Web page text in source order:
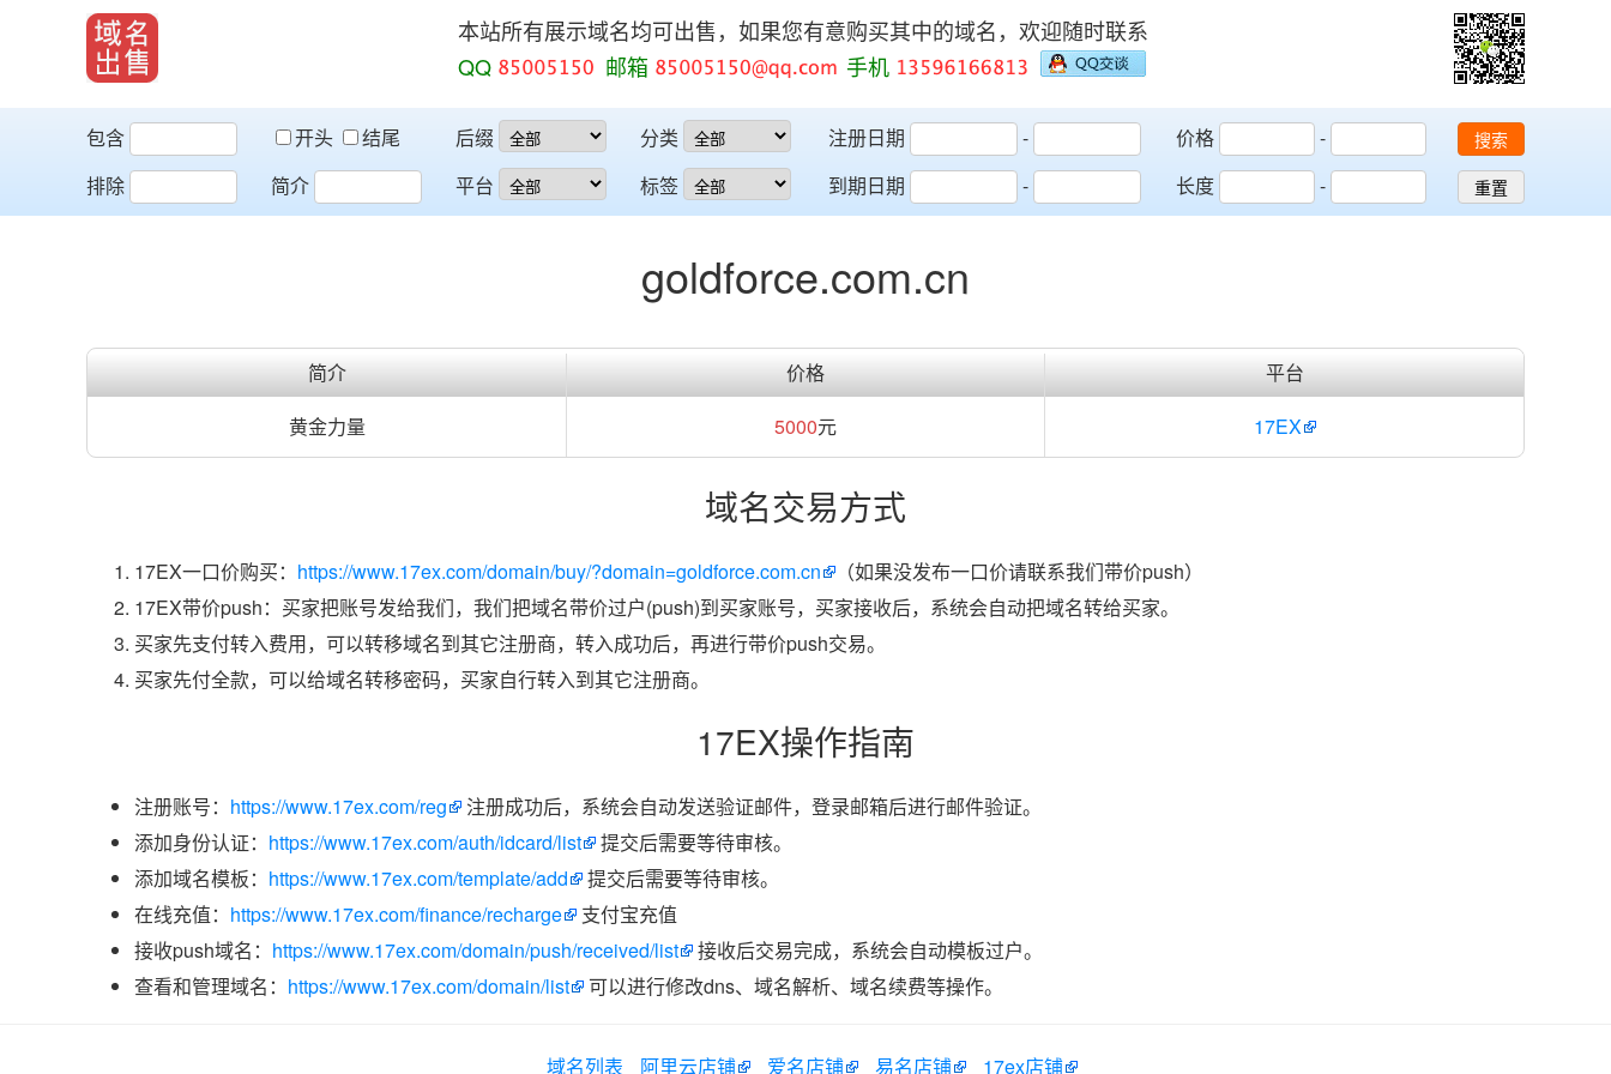
本站所有展示域名均可出售，如果您有意购买其中的域名，欢迎随时联系
QQ
邮箱 手机
包含 开头
结尾
排除
简介
后缀
平台
分类
标签
注册日期
-
到期日期
-
价格
-
长度
-
搜索
重置
goldforce.com.cn
简介 价格
平台
黄金力量
5000元 17EX
域名交易方式
17EX一口价购买： https://www.17ex.com/domain/buy/?domain=goldforce.com.cn
（如果没发布一口价请联系我们带价push）
17EX带价push：买家把账号发给我们，我们把域名带价过户(push)到买家账号，买家接收后，系统会自动把域名转给买家。
买家先支付转入费用，可以转移域名到其它注册商，转入成功后，再进行带价push交易。
买家先付全款，可以给域名转移密码，买家自行转入到其它注册商。
17EX操作指南
注册账号： https://www.17ex.com/reg
注册成功后，系统会自动发送验证邮件，登录邮箱后进行邮件验证。
添加身份认证： https://www.17ex.com/auth/idcard/list
提交后需要等待审核。
添加域名模板： https://www.17ex.com/template/add
提交后需要等待审核。
在线充值： https://www.17ex.com/finance/recharge
支付宝充值
接收push域名： https://www.17ex.com/domain/push/received/list
接收后交易完成，系统会自动模板过户。
查看和管理域名： https://www.17ex.com/domain/list 可以进行修改dns、域名解析、域名续费等操作。
域名列表 阿里云店铺 爱名店铺 易名店铺 17ex店铺